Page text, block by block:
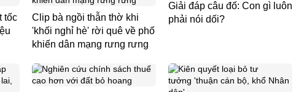
tốc
Clip bà ngồi thẫn thờ khi
'khối nghỉ hè' rời quê về phố
khiến dân mạng rưng rưng
Giải đáp câu đố: Con gì luôn
phải nói dối?